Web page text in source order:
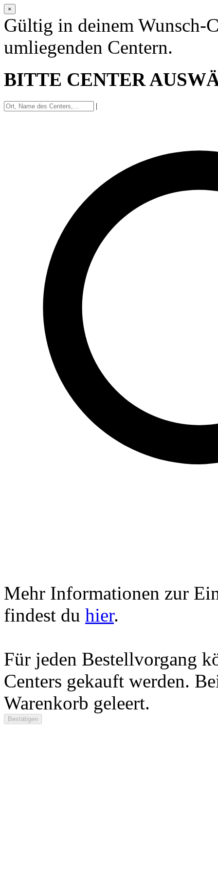
×
Gültig in deinem Wunsch-
umliegenden Centern.
BITTE CENTER
|
Mehr Informationen zur
findest du hier.
Für jeden Bestellvorgang
Centers gekauft werden.
Warenkorb geleert.
Bestätigen